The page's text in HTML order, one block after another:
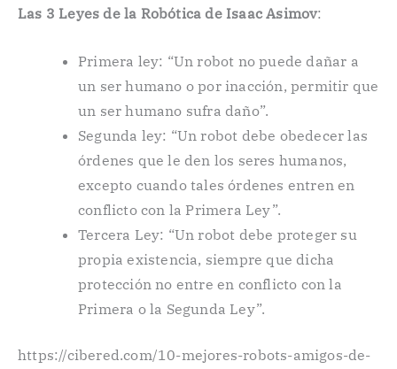
Las 3 Leyes de la Robótica de Isaac Asimov:
Primera ley: “Un robot no puede dañar a
un ser humano o por inacción, permitir que
un ser humano sufra daño”.
Segunda ley: “Un robot debe obedecer las
órdenes que le den los seres humanos,
excepto cuando tales órdenes entren en
conflicto con la Primera Ley”.
Tercera Ley: “Un robot debe proteger su
propia existencia, siempre que dicha
protección no entre en conflicto con la
Primera o la Segunda Ley”.
https://cibered.com/10-mejores-robots-amigos-de-